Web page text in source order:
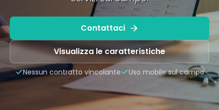
Contattaci
Visualizza le caratteristiche
Nessun contratto vincolante Uso mobile sul campo